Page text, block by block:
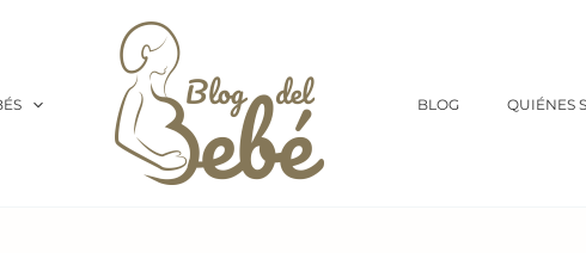
BLOG QUIÉNES